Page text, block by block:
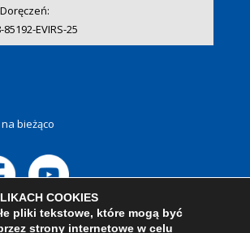
85192-EVIRS-25
bieżąco
COOKIES
pliki tekstowe, które mogą być
strony internetowe w celu